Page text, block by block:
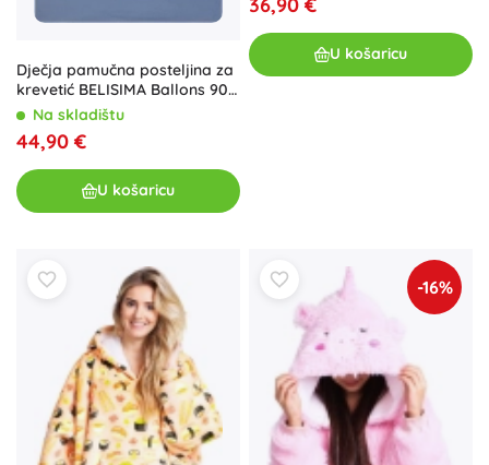
Dječja pamučna posteljina za
krevetić BELISIMA Ballons 90 ×
120 cm, plava, 3-dijelna
Na skladištu
44,90 €
U košaricu
U košaricu
-16%